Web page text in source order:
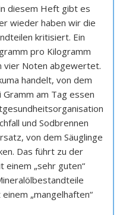
diesem Heft gibt es
wieder haben wir die
kritisiert. Ein
pro Kilogramm
vier Noten abgewertet.
handelt, von dem
am Tag essen
und Sodbrennen
von dem Säuglinge
Das führt zu der
einem „sehr guten“
„mangelhaften“